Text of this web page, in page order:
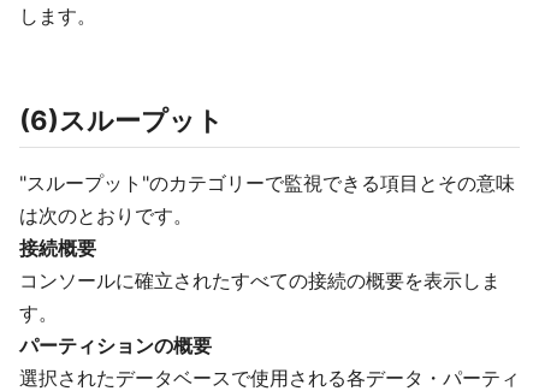
します。
(6)スループット
"スループット"のカテゴリーで監視できる項目とその意味
は次のとおりです。
接続概要
コンソールに確立されたすべての接続の概要を表示しま
す。
パーティションの概要
選択されたデータベースで使用される各データ・パーティ